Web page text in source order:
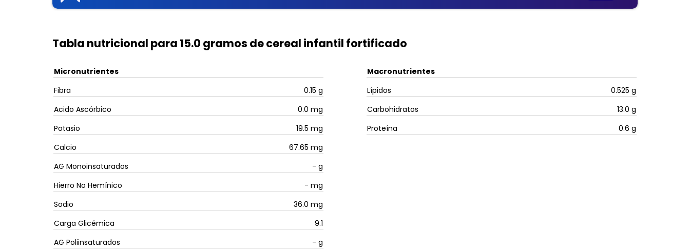
Tabla nutricional para 15.0 gramos de cereal infantil fortificado
Micronutrientes
Fibra
0.15 g
Acido Ascórbico
0.0 mg
Potasio
19.5 mg
Calcio
67.65 mg
AG Monoinsaturados
- g
Hierro No Hemínico
- mg
Sodio
36.0 mg
Carga Glicémica
9.1
AG Poliinsaturados
- g
Macronutrientes
Lípidos
0.525 g
Carbohidratos
13.0 g
Proteína
0.6 g